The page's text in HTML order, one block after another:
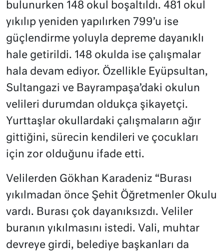
bulunurken 148 okul boşaltıldı. 481 okul
yıkılıp yeniden yapılırken 799’u ise
güçlendirme yoluyla depreme dayanıklı
hale getirildi. 148 okulda ise çalışmalar
hala devam ediyor. Özellikle Eyüpsultan,
Sultangazi ve Bayrampaşa’daki okulun
velileri durumdan oldukça şikayetçi.
Yurttaşlar okullardaki çalışmaların ağır
gittiğini, sürecin kendileri ve çocukları
için zor olduğunu ifade etti.
Velilerden Gökhan Karadeniz “Burası
yıkılmadan önce Şehit Öğretmenler Okulu
vardı. Burası çok dayanıksızdı. Veliler
buranın yıkılmasını istedi. Vali, muhtar
devreye girdi, belediye başkanları da